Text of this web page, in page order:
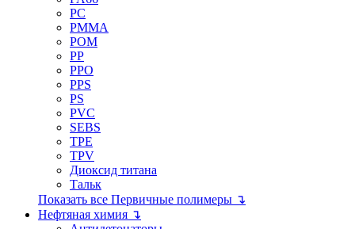
PC
PMMA
POM
PP
PPO
PPS
PS
PVC
SEBS
TPE
TPV
Диоксид титана
Тальк
Показать все Первичные полимеры ↴
Нефтяная химия ↴